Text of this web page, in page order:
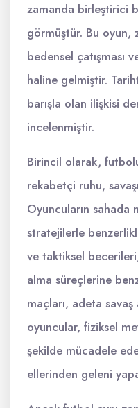
zamanda birleştirici
görmüştür. Bu oyun,
bedensel çatışması
haline gelmiştir.
barışla olan ilişkisi
incelenmiştir.
Birincil olarak,
rekabetçi ruhu,
Oyuncuların sahada
stratejilerle
ve taktiksel
alma süreçlerine
maçları, adeta
oyuncular, fiziksel
şekilde mücadele
ellerinden geleni